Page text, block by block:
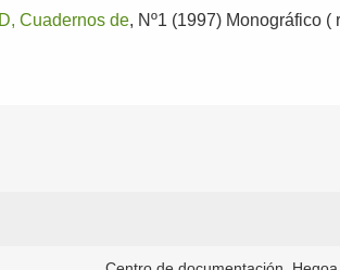
Cuadernos de, Nº1 (1997) Monográfico (